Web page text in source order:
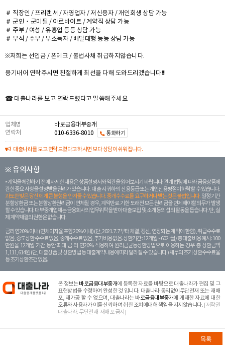
＃ 직장인 / 프리랜서 / 자영업자 / 저신용자 / 개인회생 상담 가능
＃ 군인・군미필 / 아르바이트 / 계약직 상담 가능
＃ 주부 / 여성 / 유흥업 등등 상담 가능
＃ 무직 / 주부 / 무소득자 / 배달대행 등등 상담 가능
※저희는 선입금 / 폰테크 / 불법사채 취급하지않습니다.
용기내어 연락주시면 친절하게 최선을 다해 도와드리겠습니다!!!
☎ 대출나라를 보고 연락드렸다고 말씀해주세요
업체명
바로금융대부중개
연락처
010-6336-8010 통화하기
대출나라를 보고 연락드렸다고 하시면 보다 상담이 쉬워집니다.
※ 유의사항
계약을 체결하기 전에 자세한 내용은 상품설명서와 약관을 읽어보시기 바랍니다. 관계 법령에 따라 금융상품에
관한 중요 사항을 설명받을 권리가 있습니다. 대 출 시 귀하의 신용등급 또는 개인신용평점이 하락할 수 있습니다.
과도한 빚은 당신 에게 큰 불행을 안겨줄 수 있습니다. 중개수수료를 요구하거나 받는 것은 불법입니다. 일정 기간
분할상환금 또는 분할상환원리금이 연체될 경우, 계약만료 기한 도래전 모든 원리금을 변제해야할 의무가 발생
할 수 있습니다. 대부중개업체는 금융회사의 업무위탁을 받아 대출모집 및 소개 등의 섭외 활동을 돕습니다. 단, 실
제 계약체결의 권한은 없습니다.
금리 연20% 이내 (연체이자율 포함 20% 이내) (단, 2021. 7. 7부터 체결, 갱신, 연장되는 계 약에 한함), 취급수수료
없음, 중도상환 수수료 없음, 중개수수료 없음, 추가비용 없음. 상환기간 : 12개월 ~ 60개월 / 총 대출 비용 예시 : 100
만원을 12개월 기간 동안 최대 금 리 연20% 적용하여 원리금균등상환방법으로 이용하는 경우 총 상환금액
1,111,614원 (단, 대출상품 및 상환방법 등 대출계약 내용에 따라 달라질 수 있습니다.) 채무의 조기 상환수수료율
등 조기상환조건 없음.
본 정보는바로금융대부중개에 등록한 자료를 바탕으로 대출나라가 편집 및 그
표현방법을 수정하여 완성한 것 입니다. 대출나라 동의없이무단전재 또는 재배
포, 재가공 할 수 없으며, 대출나라는 바로금융대부중개에 게재한 자료에 대한
오류와 사용자가 이를 신뢰하여 취한 조치에대해 책임을 지지않습니다. [저작권
대출나라. 무단전재-재배포 금지]
목록